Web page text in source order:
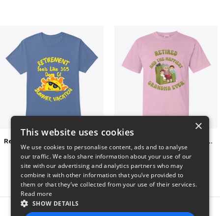
$23
Retired and the happiest grandma ever
$22
Report this product
×
This website uses cookies
We use cookies to personalise content, ads and to analyse
our traffic. We also share information about your use of our
site with our advertising and analytics partners who may
combine it with other information that you’ve provided to
them or that they’ve collected from your use of their services.
Read more
SHOW DETAILS